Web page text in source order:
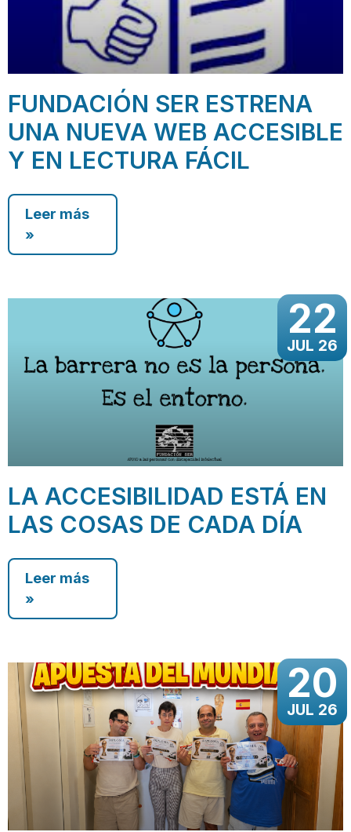
FUNDACIÓN SER ESTRENA
UNA NUEVA WEB ACCESIBLE
Y EN LECTURA FÁCIL
Leer más
»
22
JUL 26
LA ACCESIBILIDAD ESTÁ EN
LAS COSAS DE CADA DÍA
Leer más
»
20
JUL 26